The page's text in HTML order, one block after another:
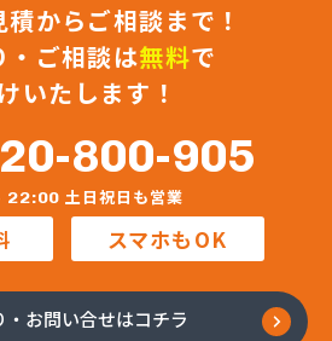
式会社 上田支店
式会社 長野営業所
ート日本ガス工事株式会社
社 佐久営業所
売有限会社
会社 長野営業所
からご相談まで！
・ご相談は無料で
いたします！
800-905
22:00 土日祝日も営業
スマホもOK
・お問い合せはコチラ